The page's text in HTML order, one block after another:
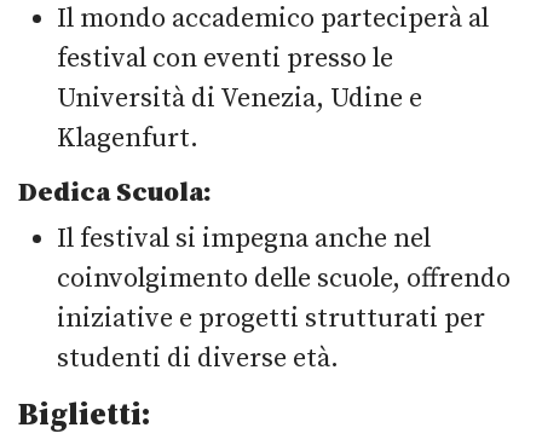
Il mondo accademico parteciperà al
festival con eventi presso le
Università di Venezia, Udine e
Klagenfurt.
Dedica Scuola:
Il festival si impegna anche nel
coinvolgimento delle scuole, offrendo
iniziative e progetti strutturati per
studenti di diverse età.
Biglietti: